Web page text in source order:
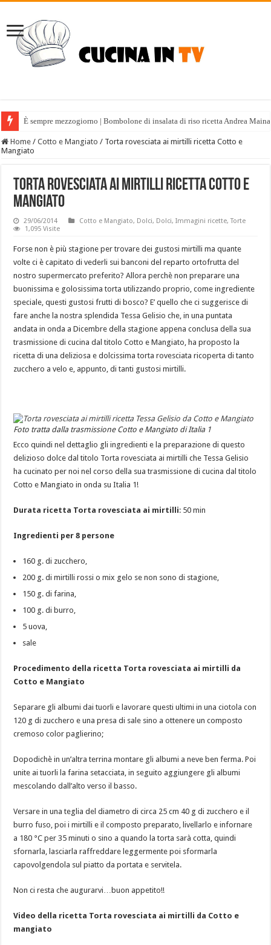
È sempre mezzogiorno | Bombolone di insalata di riso ricetta Andrea
Home / Cotto e Mangiato / Torta rovesciata ai mirtilli ricetta Cotto e
Mangiato
Torta rovesciata ai mirtilli ricetta Cotto e
Mangiato
29/06/2014 Cotto e Mangiato, Dolci, Dolci,Immagini ricette,Torte
1,095 Visite
Forse non è più stagione per trovare dei gustosi mirtilli ma quante
volte ci è capitato di vederli sui banconi del reparto ortofrutta del
nostro supermercato preferito? Allora perchè non preparare una
buonissima e golosissima torta utilizzando proprio, come ingrediente
speciale, questi gustosi frutti di bosco? E’ quello che ci suggerisce di
fare anche la nostra splendida Tessa Gelisio che, in una puntata
andata in onda a Dicembre della stagione appena conclusa della sua
trasmissione di cucina dal titolo Cotto e Mangiato, ha proposto la
ricetta di una deliziosa e dolcissima torta rovesciata ricoperta di tanto
zucchero a velo e, appunto, di tanti gustosi mirtilli.
Foto tratta dalla trasmissione Cotto e Mangiato di Italia 1
Ecco quindi nel dettaglio gli ingredienti e la preparazione di questo
delizioso dolce dal titolo Torta rovesciata ai mirtilli che Tessa Gelisio
ha cucinato per noi nel corso della sua trasmissione di cucina dal titolo
Cotto e Mangiato in onda su Italia 1!
Durata ricetta Torta rovesciata ai mirtilli: 50 min
Ingredienti per 8 persone
160 g. di zucchero,
200 g. di mirtilli rossi o mix gelo se non sono di stagione,
150 g. di farina,
100 g. di burro,
5 uova,
sale
Procedimento della ricetta Torta rovesciata ai mirtilli da
Cotto e Mangiato
Separare gli albumi dai tuorli e lavorare questi ultimi in una ciotola con
120 g di zucchero e una presa di sale sino a ottenere un composto
cremoso color paglierino;
Dopodichè in un’altra terrina montare gli albumi a neve ben ferma. Poi
unite ai tuorli la farina setacciata, in seguito aggiungere gli albumi
mescolando dall’alto verso il basso.
Versare in una teglia del diametro di circa 25 cm 40 g di zucchero e il
burro fuso, poi i mirtilli e il composto preparato, livellarlo e infornare
a 180 °C per 35 minuti o sino a quando la torta sarà cotta, quindi
sfornarla, lasciarla raffreddare leggermente poi sformarla
capovolgendola sul piatto da portata e servitela.
Non ci resta che augurarvi…buon appetito!!
Video della ricetta Torta rovesciata ai mirtilli da Cotto e
mangiato